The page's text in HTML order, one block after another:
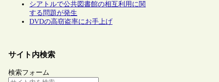
シアトルで公共図書館の相互利用に関
する問題が発生
DVDの高窃盗率にお手上げ
サイト内検索
検索フォーム